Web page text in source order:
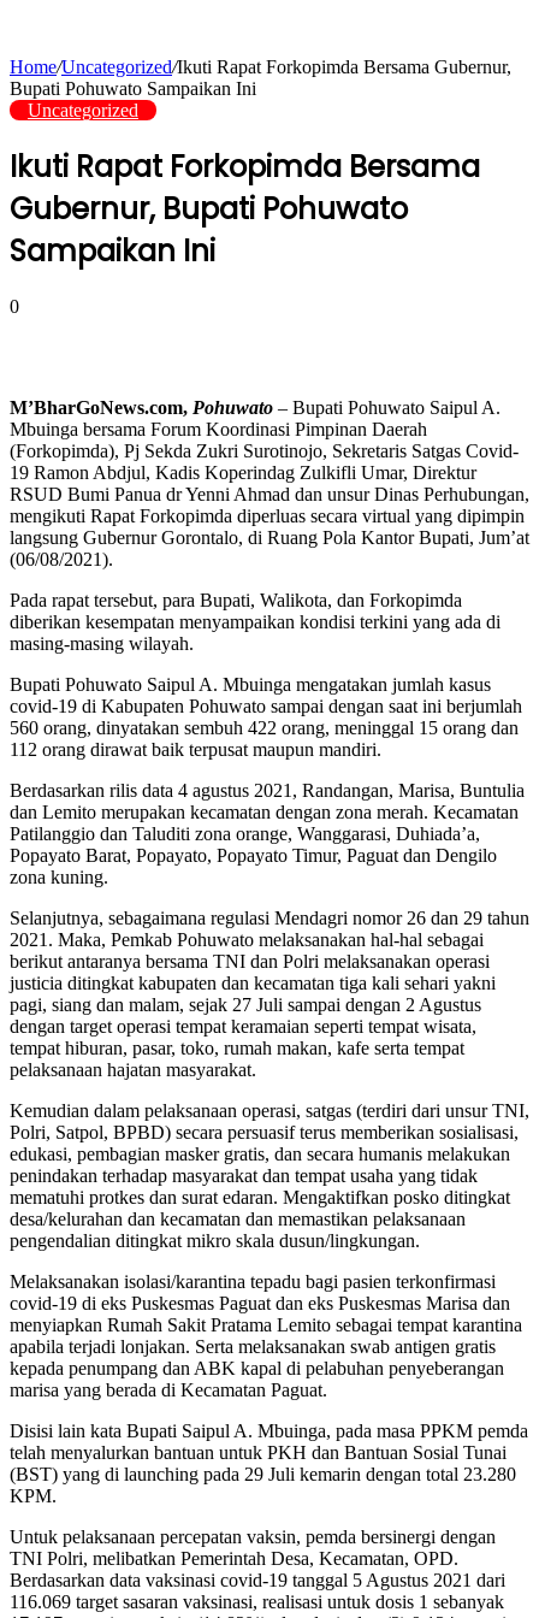
Home/Uncategorized/Ikuti Rapat Forkopimda Bersama Gubernur,
Bupati Pohuwato Sampaikan Ini
Uncategorized
Ikuti Rapat Forkopimda Bersama
Gubernur, Bupati Pohuwato
Sampaikan Ini
0
M’BharGoNews.com, Pohuwato – Bupati Pohuwato Saipul A.
Mbuinga bersama Forum Koordinasi Pimpinan Daerah
(Forkopimda), Pj Sekda Zukri Surotinojo, Sekretaris Satgas Covid-
19 Ramon Abdjul, Kadis Koperindag Zulkifli Umar, Direktur
RSUD Bumi Panua dr Yenni Ahmad dan unsur Dinas Perhubungan,
mengikuti Rapat Forkopimda diperluas secara virtual yang dipimpin
langsung Gubernur Gorontalo, di Ruang Pola Kantor Bupati, Jum’at
(06/08/2021).
Pada rapat tersebut, para Bupati, Walikota, dan Forkopimda
diberikan kesempatan menyampaikan kondisi terkini yang ada di
masing-masing wilayah.
Bupati Pohuwato Saipul A. Mbuinga mengatakan jumlah kasus
covid-19 di Kabupaten Pohuwato sampai dengan saat ini berjumlah
560 orang, dinyatakan sembuh 422 orang, meninggal 15 orang dan
112 orang dirawat baik terpusat maupun mandiri.
Berdasarkan rilis data 4 agustus 2021, Randangan, Marisa, Buntulia
dan Lemito merupakan kecamatan dengan zona merah. Kecamatan
Patilanggio dan Taluditi zona orange, Wanggarasi, Duhiada’a,
Popayato Barat, Popayato, Popayato Timur, Paguat dan Dengilo
zona kuning.
Selanjutnya, sebagaimana regulasi Mendagri nomor 26 dan 29 tahun
2021. Maka, Pemkab Pohuwato melaksanakan hal-hal sebagai
berikut antaranya bersama TNI dan Polri melaksanakan operasi
justicia ditingkat kabupaten dan kecamatan tiga kali sehari yakni
pagi, siang dan malam, sejak 27 Juli sampai dengan 2 Agustus
dengan target operasi tempat keramaian seperti tempat wisata,
tempat hiburan, pasar, toko, rumah makan, kafe serta tempat
pelaksanaan hajatan masyarakat.
Kemudian dalam pelaksanaan operasi, satgas (terdiri dari unsur TNI,
Polri, Satpol, BPBD) secara persuasif terus memberikan sosialisasi,
edukasi, pembagian masker gratis, dan secara humanis melakukan
penindakan terhadap masyarakat dan tempat usaha yang tidak
mematuhi protkes dan surat edaran. Mengaktifkan posko ditingkat
desa/kelurahan dan kecamatan dan memastikan pelaksanaan
pengendalian ditingkat mikro skala dusun/lingkungan.
Melaksanakan isolasi/karantina tepadu bagi pasien terkonfirmasi
covid-19 di eks Puskesmas Paguat dan eks Puskesmas Marisa dan
menyiapkan Rumah Sakit Pratama Lemito sebagai tempat karantina
apabila terjadi lonjakan. Serta melaksanakan swab antigen gratis
kepada penumpang dan ABK kapal di pelabuhan penyeberangan
marisa yang berada di Kecamatan Paguat.
Disisi lain kata Bupati Saipul A. Mbuinga, pada masa PPKM pemda
telah menyalurkan bantuan untuk PKH dan Bantuan Sosial Tunai
(BST) yang di launching pada 29 Juli kemarin dengan total 23.280
KPM.
Untuk pelaksanaan percepatan vaksin, pemda bersinergi dengan
TNI Polri, melibatkan Pemerintah Desa, Kecamatan, OPD.
Berdasarkan data vaksinasi covid-19 tanggal 5 Agustus 2021 dari
116.069 target sasaran vaksinasi, realisasi untuk dosis 1 sebanyak